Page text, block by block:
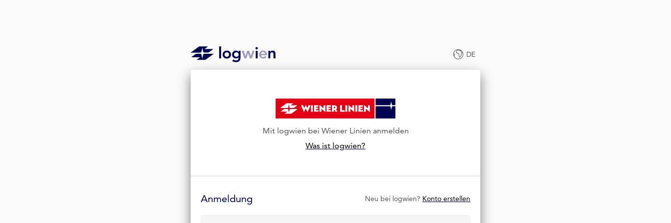
DE
Mit logwien bei Wiener Linien anmelden
Was ist logwien?
Formular
Anmeldung Neu bei logwien? Konto erstellen